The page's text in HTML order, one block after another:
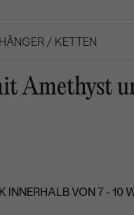
/ KETTEN
Amethyst
INNERHALB VON 7 - 10